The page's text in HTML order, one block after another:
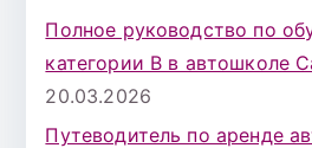
Полное руководство по
категории B в автошколе
20.03.2026
Путеводитель по аренде